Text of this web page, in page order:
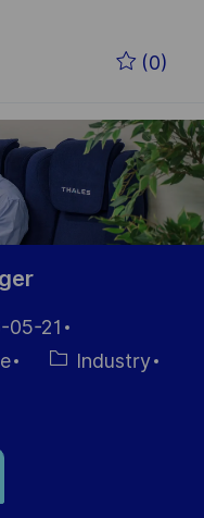
(0)
05-21
Category
Industry